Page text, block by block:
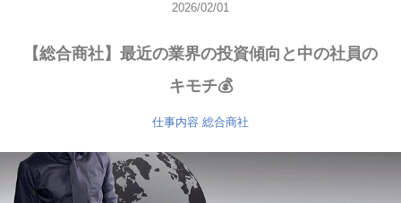
2026/02/01
【総合商社】最近の業界の投資傾向と中の社員の
キモチ💰
仕事内容 総合商社